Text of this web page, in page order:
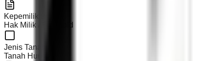
Kepemilikan
Hak Milik / Freehold
Jenis Tanah
Tanah Hunian